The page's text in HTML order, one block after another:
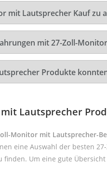
mit Lautsprecher Kauf zu
mit 27-Zoll-
Produkte
Lautsprecher
Monitor mit Lautsprecher-
eine Auswahl der besten
Um eine gute